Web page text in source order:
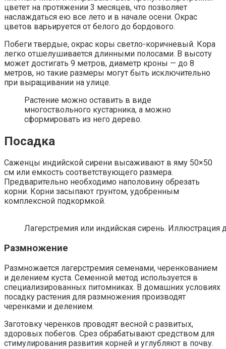
цветет на протяжении 3 месяцев, что позволяет
наслаждаться ею все лето и в начале осени. Окрас
цветов варьируется от белого до бордового.
Побеги твердые, окрас коры светло-коричневый. Кора
легко отшелушивается длинными полосами. В высоту
может достигать 9 метров, диаметр кроны — до 8
метров, но такие размеры могут быть исключительно
при выращивании на улице.
Растение можно оставить в виде
многоствольного кустарника, а можно
сформировать из него дерево.
Посадка
Саженцы индийской сирени высаживают в яму 50×50
см или емкость соответствующего размера.
Предварительно необходимо наполовину обрезать
корни. Корни засыпают грунтом, удобренным
комплексной подкормкой.
Лагерстремия или индийская сирень. Иллюстрация
Размножение
Размножается лагерстремия семенами, черенкованием
и делением куста. Семенной метод используется в
специализированных питомниках. В домашних условиях
посадку растения для размножения производят
черенками и делением.
Заготовку черенков проводят весной с развитых,
здоровых побегов. Срез обрабатывают средством для
стимулирования развития корней и углубляют в почву.